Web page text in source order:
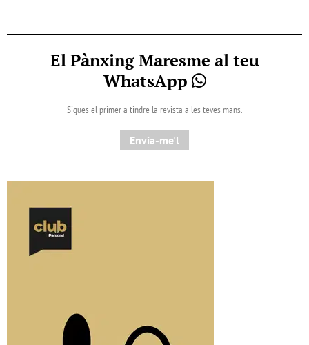
El Pànxing Maresme al teu
WhatsApp
Sigues el primer a tindre la revista a les teves mans.
Envia-me'l